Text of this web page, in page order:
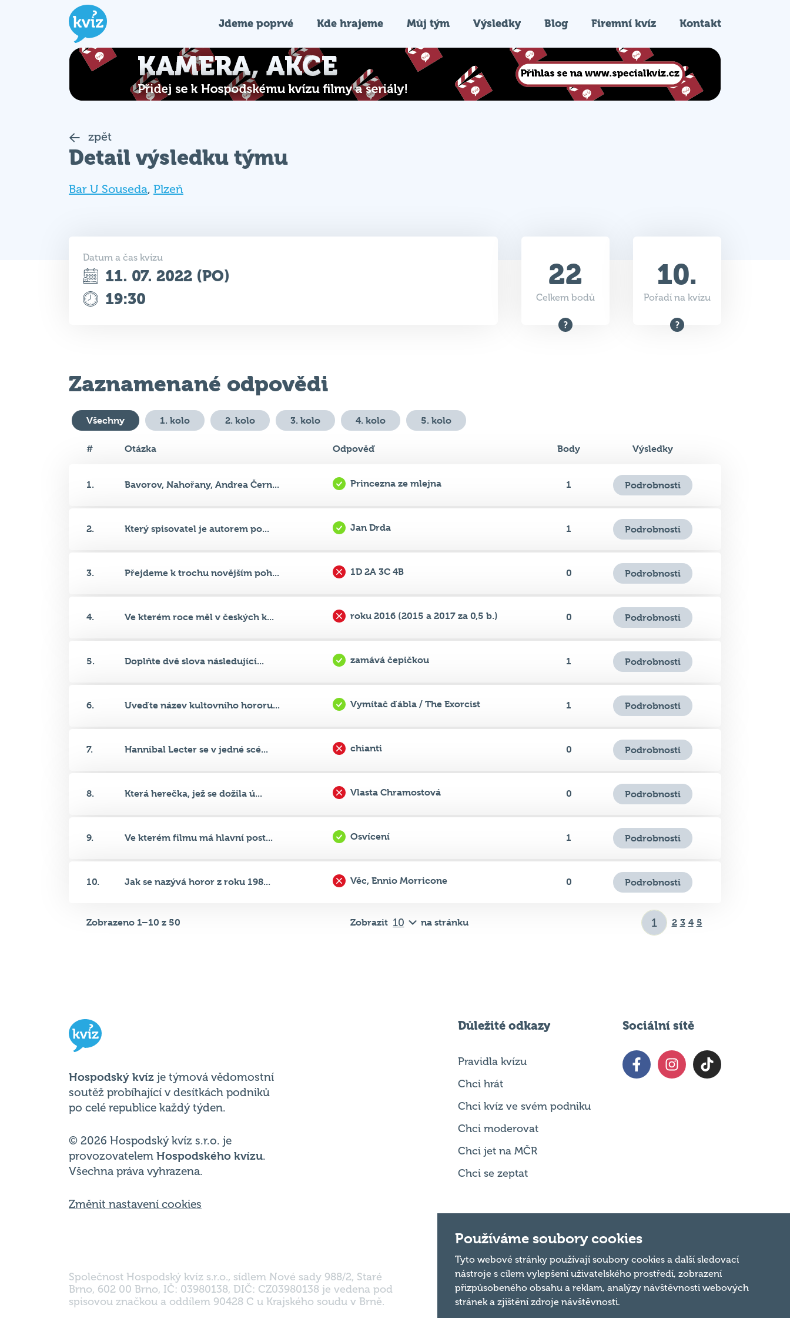
Jdeme poprvé Kde hrajeme Můj tým Výsledky Blog Firemní kvíz Kontakt
Bar U Souseda
11. 07. 2022 (PO)
19:30
22 10.
2. kolo 3. kolo
2. Který spisovatel je autorem po... Jan Drda 1 Podrobnosti
3. Přejdeme k trochu novějším poh... 1D 2A 3C 4B 0 Podrobnosti
4. Ve kterém roce měl v českých k... roku 2016 (2015 a 2017 za 0,5 b.) 0 Podrobnosti
5. Doplňte dvě slova následující... zamává čepičkou 1 Podrobnosti
6. Uveďte název kultovního hororu... Vymítač ďábla / The Exorcist 1 Podrobnosti
7. Hannibal Lecter se v jedné scé... chianti 0 Podrobnosti
8. Která herečka, jež se dožila ú... Vlasta Chramostová 0 Podrobnosti
9. Ve kterém filmu má hlavní post... Osvícení 1 Podrobnosti
10. Jak se nazývá horor z roku 198... Věc, Ennio Morricone 0 Podrobnosti
Zobrazeno 1–10 z 50 Zobrazit na stránku 2 3 4
Hospodský kvíz
soutěž probíhající v desítkách podniků
© 2026 Hospodský kvíz s.r.o. je
provozovatelem Hospodského kvízu
Změnit nastavení cookies
Pravidla kvízu
Chci kvíz ve svém podniku
Chci moderovat
Chci jet na MČR
Chci se zeptat
Používáme soubory cookies
Tyto webové stránky používají soubory cookies a další sledovací
nástroje s cílem vylepšení uživatelského prostředí, zobrazení
přizpůsobeného obsahu a reklam, analýzy návštěvnosti webových
stránek a zjištění zdroje návštěvnosti.